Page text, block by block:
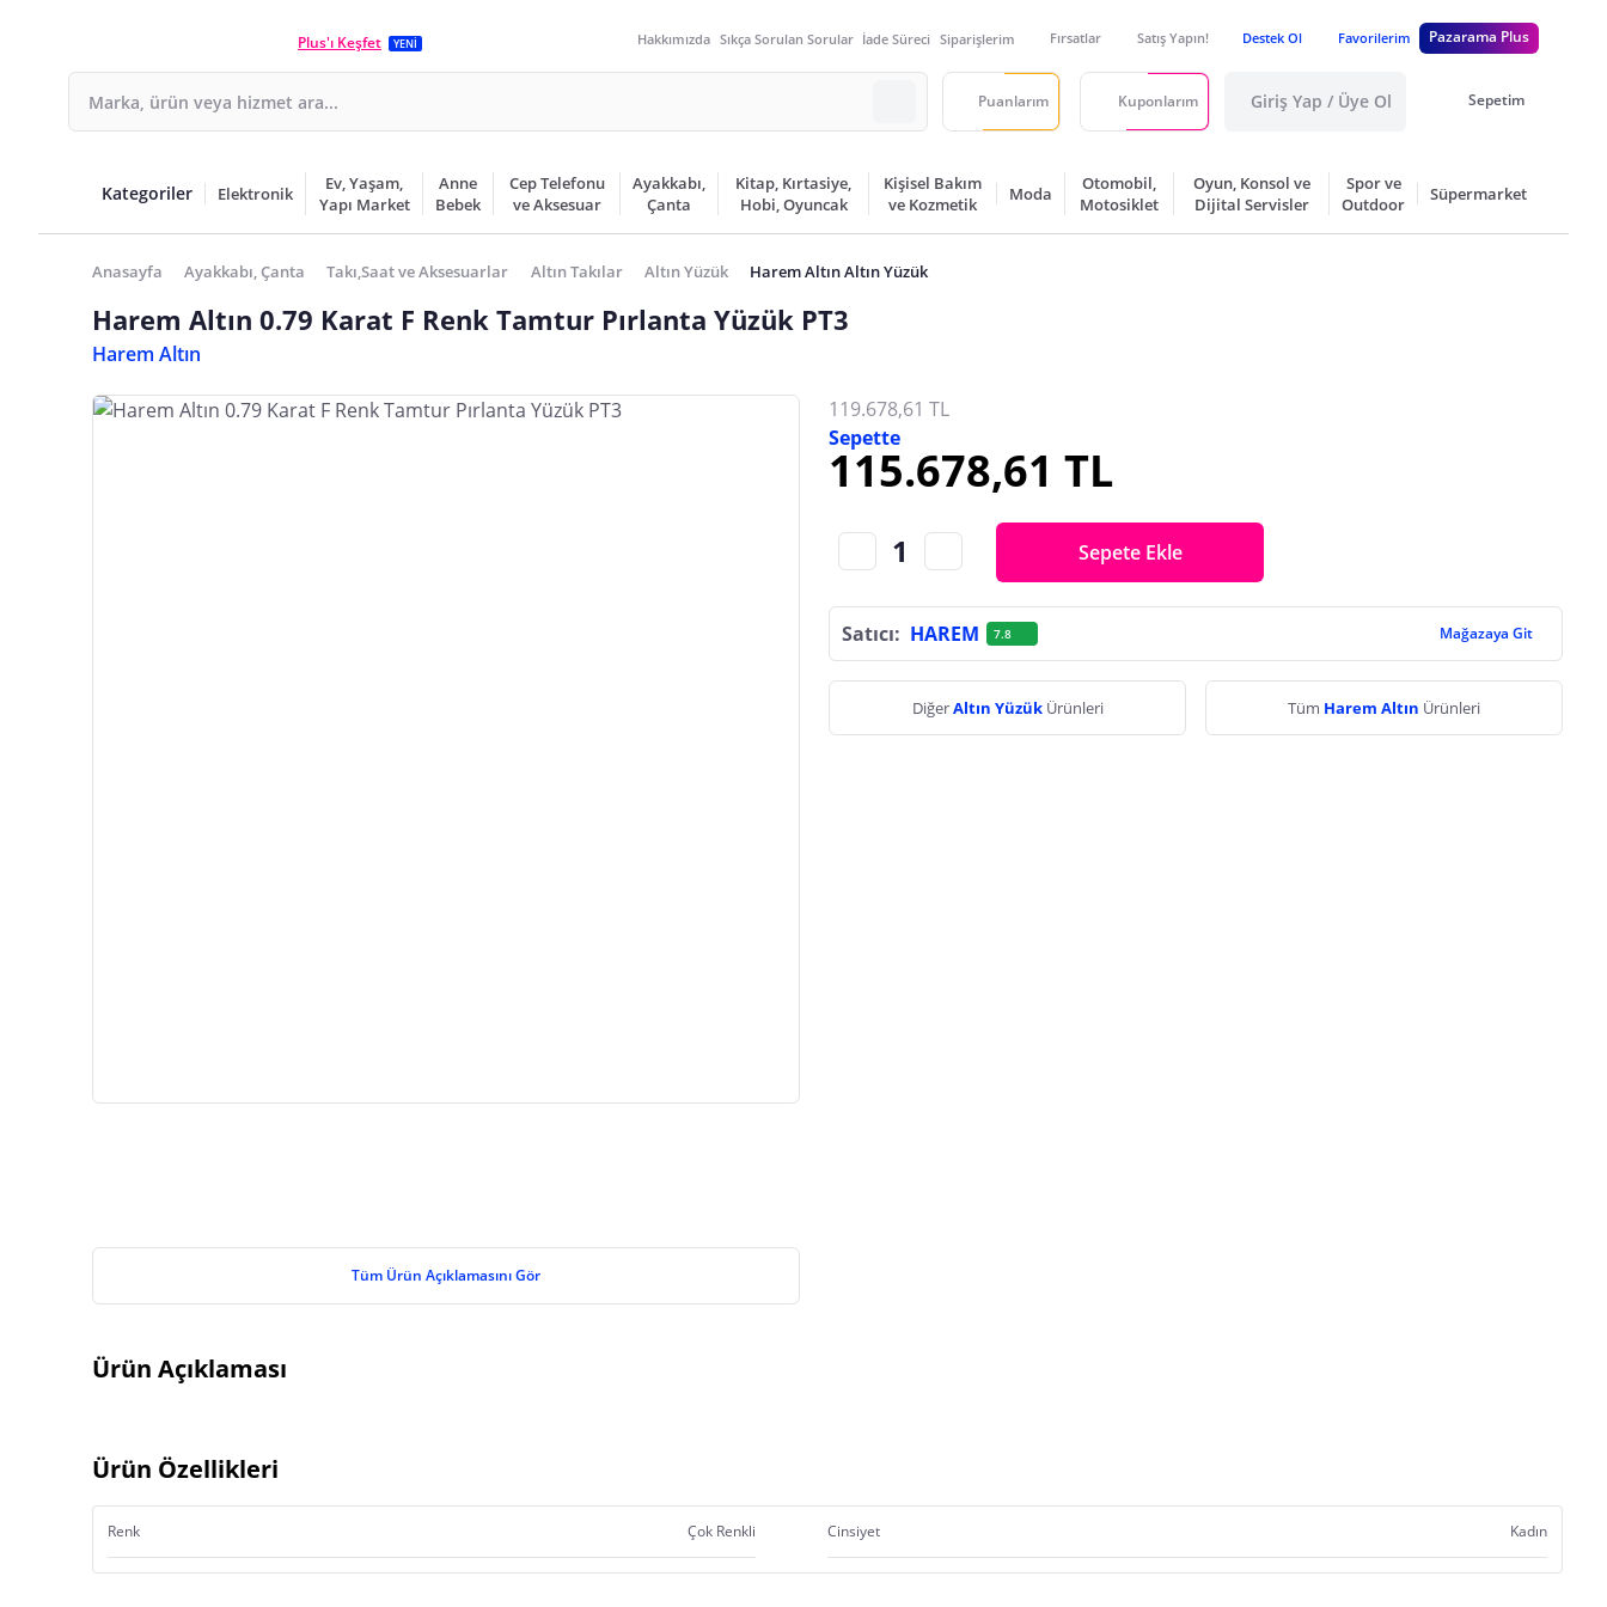
Plus'ı Keşfet YENİ Hakkımızda Sıkça Sorulan Sorular İade Süreci Siparişlerim Fırsatlar Satış Yapın! Destek Ol Favorilerim Pazarama Plus
Puanlarım Kuponlarım Giriş Yap / Üye Ol Sepetim
Kategoriler Elektronik
Ev, Yaşam,
Yapı Market
Anne
Bebek
Cep Telefonu
ve Aksesuar
Ayakkabı,
Çanta
Kitap, Kırtasiye,
Hobi, Oyuncak
Kişisel Bakım
ve Kozmetik
Moda
Otomobil,
Motosiklet
Oyun, Konsol ve
Dijital Servisler
Spor ve
Outdoor
Süpermarket
Anasayfa Ayakkabı, Çanta Takı,Saat ve Aksesuarlar Altın Takılar Altın Yüzük Harem Altın Altın Yüzük
Harem Altın 0.79 Karat F Renk Tamtur Pırlanta Yüzük PT3
Harem Altın
Tüm Ürün Açıklamasını Gör
119.678,61 TL
Sepette
115.678,61 TL
Sepete Ekle
Satıcı: HAREM 7.8 Mağazaya Git
DiğerAltın Yüzük Ürünleri Tüm Harem Altın Ürünleri
Ürün Açıklaması
Ürün Özellikleri
Renk Çok Renkli Cinsiyet Kadın